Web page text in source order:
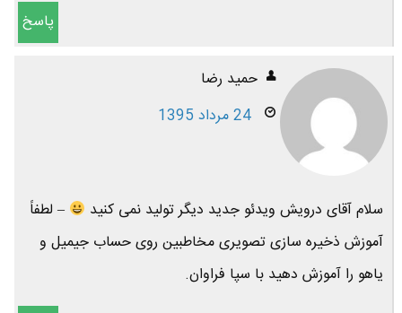
پاسخ
حمید رضا
24 مرداد 1395
سلام آقای درویش ویدئو جدید دیگر تولید نمی کنید
– لطفاً
آموزش ذخیره سازی تصویری مخاطبین روی حساب جیمیل و
یاهو را آموزش دهید با سپا فراوان.